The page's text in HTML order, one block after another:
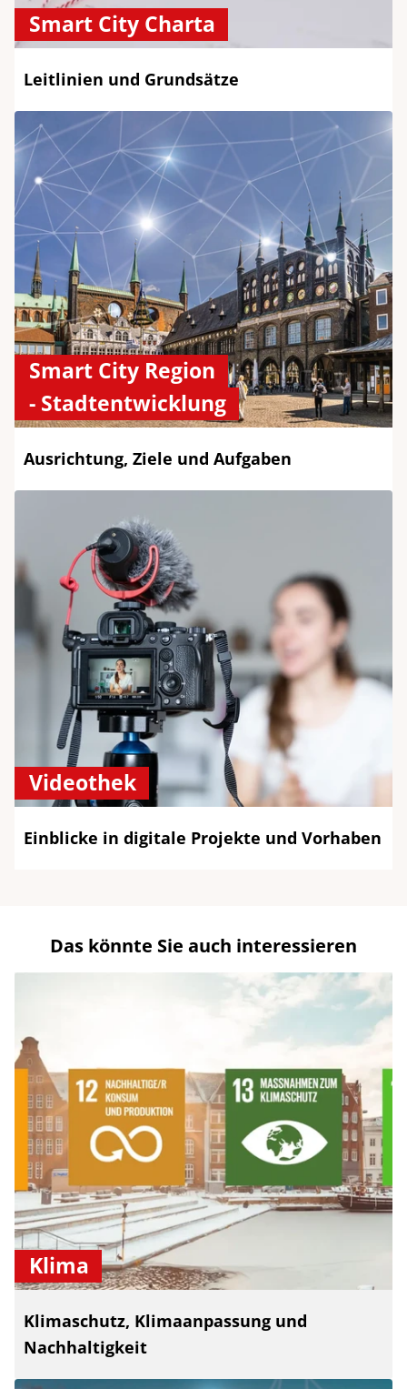
Smart City Charta
Leitlinien und Grundsätze
Smart City Region
- Stadtentwicklung
Ausrichtung, Ziele und Aufgaben
Videothek
Einblicke in digitale Projekte und Vorhaben
Das könnte Sie auch interessieren
Klima
Klimaschutz, Klimaanpassung und
Nachhaltigkeit